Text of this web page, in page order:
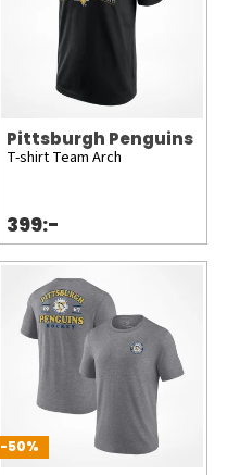
Pittsburgh Penguins
T-shirt Team Arch
399:-
-50%